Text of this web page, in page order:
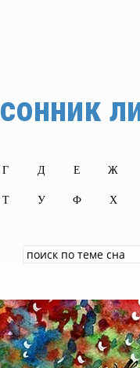
сонник
Г Д Е Ж
Т У Ф Х